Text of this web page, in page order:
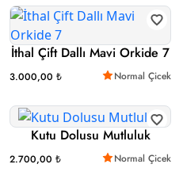
İthal Çift Dallı Mavi Orkide 7
3.000,00 ₺ Normal Çicek
Kutu Dolusu Mutluluk
2.700,00 ₺ Normal Çicek